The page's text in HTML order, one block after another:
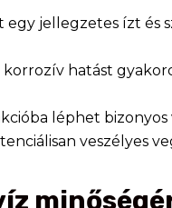
jellegzetes ízt és
hatást
léphet
veszélyes